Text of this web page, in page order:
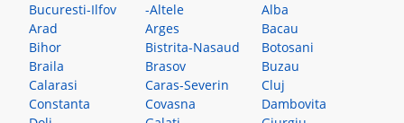
Bucuresti-Ilfov -Altele
Alba
Arad
Arges
Bacau
Bihor
Bistrita-Nasaud
Botosani
Braila
Brasov
Buzau
Calarasi
Caras-Severin
Cluj
Constanta
Covasna
Dambovita